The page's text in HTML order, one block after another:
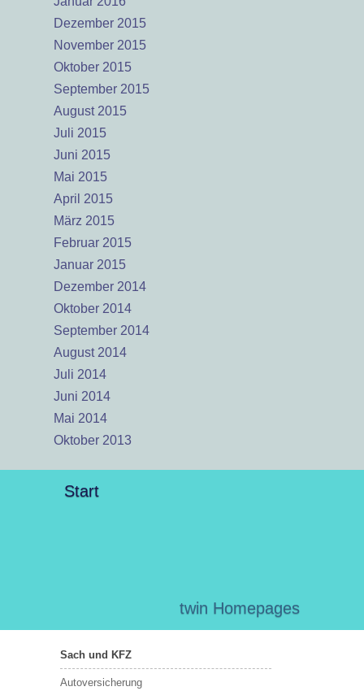
Dezember 2015
November 2015
Oktober 2015
September 2015
August 2015
Juli 2015
Juni 2015
Mai 2015
April 2015
März 2015
Februar 2015
Januar 2015
Dezember 2014
Oktober 2014
September 2014
August 2014
Juli 2014
Juni 2014
Mai 2014
Oktober 2013
Start
twin Homepages
Sach und KFZ
Autoversicherung